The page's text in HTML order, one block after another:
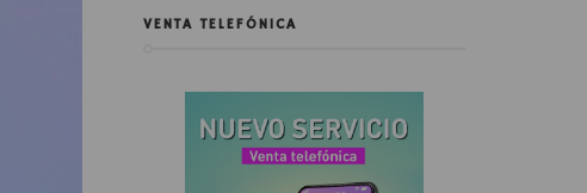
VENTA TELEFÓNICA